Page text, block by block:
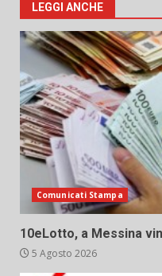
LEGGI ANCHE
Comunicati Stampa
10eLotto, a Messina
5 Agosto 2026